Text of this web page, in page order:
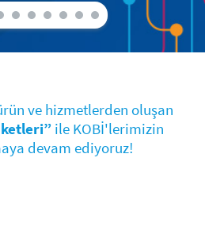
ve hizmetlerden oluşan
ile KOBİ'lerimizin
devam ediyoruz!